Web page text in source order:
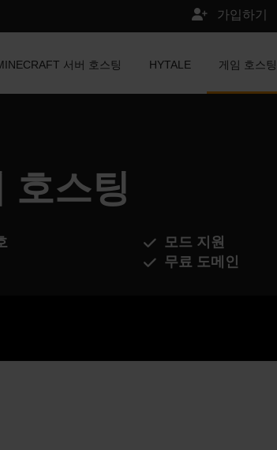
가입하기
서버 호스팅 HYTALE 게임 호스팅
스팅
모드 지원
무료 도메인